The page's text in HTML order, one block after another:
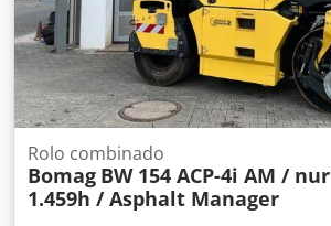
Rolo combinado
Bomag BW 154 ACP-4i AM / nur
1.459h / Asphalt Manager